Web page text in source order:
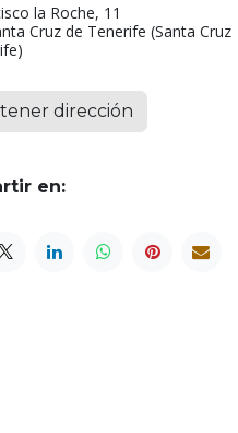
la Roche, 11
Cruz de Tenerife (Santa Cruz
dirección
en: